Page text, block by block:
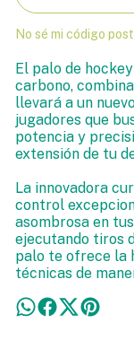
No sé mi código
El palo de
carbono,
llevará a un
jugadores que
potencia y
extensión de tu
La innovadora
control
asombrosa en
ejecutando tiros
palo te ofrece la
técnicas de